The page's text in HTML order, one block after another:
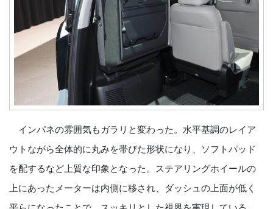
インパネの雰囲気もガラリと変わった。水平基調のレイア
ウトながら全体的に丸みを帯びた形状になり、ソフトパッド
を配するなど上質な印象となった。ステアリングホイールの
上にあったメーターは内側に移され、ダッシュの上面が低く